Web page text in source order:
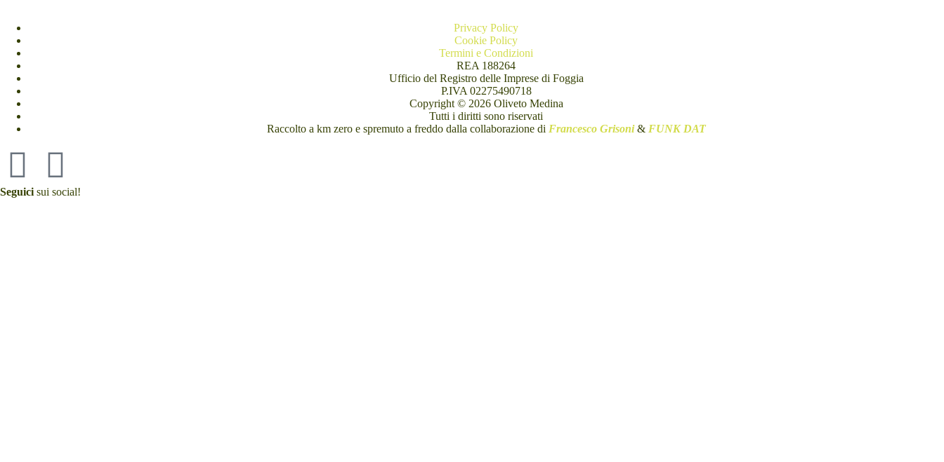
Privacy Policy
Cookie Policy
Termini e Condizioni
REA 188264
Ufficio del Registro delle Imprese di Foggia
P.IVA 02275490718
Copyright © 2026 Oliveto Medina
Tutti i diritti sono riservati
Raccolto a km zero e spremuto a freddo dalla collaborazione di Francesco Grisoni& FUNK DAT
Seguici sui social!